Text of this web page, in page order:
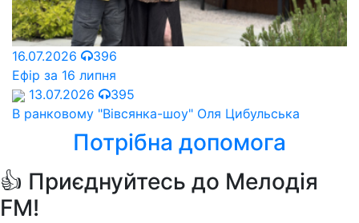
16.07.2026
396
Ефір за 16 липня
13.07.2026
395
В ранковому "Вівсянка-шоу" Оля Цибульська
Потрібна допомога
👍 Приєднуйтесь до Мелодія
FM!